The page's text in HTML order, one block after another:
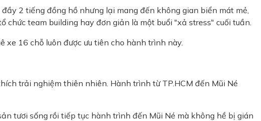
2 tiếng đồng hồ nhưng lại mang đến không gian biển mát mẻ,
chức team building hay đơn giản là một buổi "xả stress" cuối tuần.
xe 16 chỗ luôn được ưu tiên cho hành trình này.
trải nghiệm thiên nhiên. Hành trình từ TP.HCM đến Mũi Né
tươi sống rồi tiếp tục hành trình đến Mũi Né mà không hề bị gián